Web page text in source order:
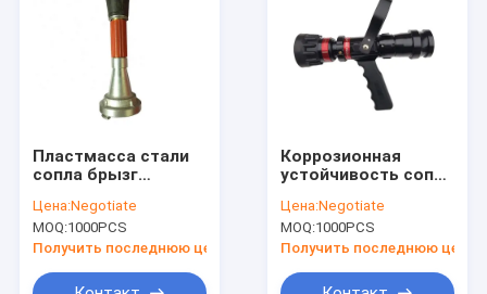
Пластмасса стали
сопла брызг
пожарного
гидранта водяного
пистолета черная
Цена:Negotiate
MOQ:1000PCS
Получить последнюю цену
Коррозионная
устойчивость сопла
латунных сопл
пожарного
гидранта Safeway
Цена:Negotiate
MOQ:1000PCS
Получить последнюю цену